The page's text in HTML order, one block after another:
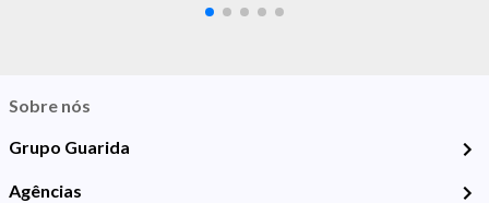
Sobre nós
Grupo Guarida
Agências